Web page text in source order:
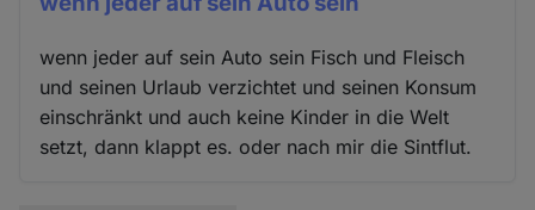
wenn jeder auf sein Auto sein Fisch und Fleisch
und seinen Urlaub verzichtet und seinen Konsum
einschränkt und auch keine Kinder in die Welt
setzt, dann klappt es. oder nach mir die Sintflut.